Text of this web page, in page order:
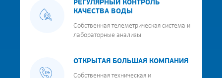
РЕГУЛЯРНЫЙ КОНТРОЛЬ
КАЧЕСТВА ВОДЫ
Собственная телеметрическая система и
лабораторные анализы
ОТКРЫТАЯ БОЛЬШАЯ КОМПАНИЯ
Собственная техническая и